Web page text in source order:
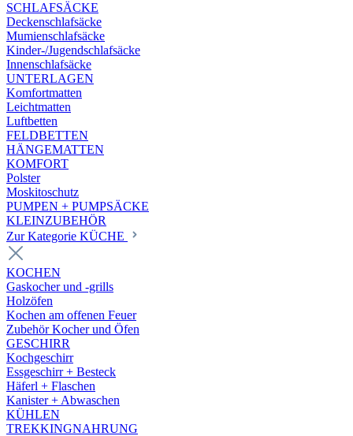
SCHLAFSÄCKE
Deckenschlafsäcke
Mumienschlafsäcke
Kinder-/Jugendschlafsäcke
Innenschlafsäcke
UNTERLAGEN
Komfortmatten
Leichtmatten
Luftbetten
FELDBETTEN
HÄNGEMATTEN
KOMFORT
Polster
Moskitoschutz
PUMPEN + PUMPSÄCKE
KLEINZUBEHÖR
Zur Kategorie KÜCHE
KOCHEN
Gaskocher und -grills
Holzöfen
Kochen am offenen Feuer
Zubehör Kocher und Öfen
GESCHIRR
Kochgeschirr
Essgeschirr + Besteck
Häferl + Flaschen
Kanister + Abwaschen
KÜHLEN
TREKKINGNAHRUNG